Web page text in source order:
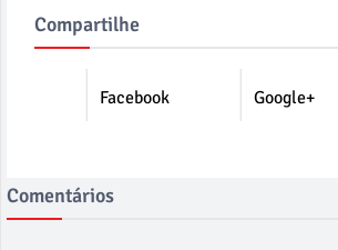
Compartilhe
Facebook Google+
Comentários